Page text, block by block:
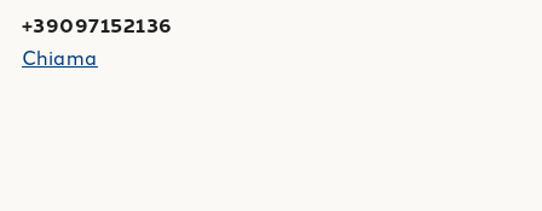
+39097152136
Chiama